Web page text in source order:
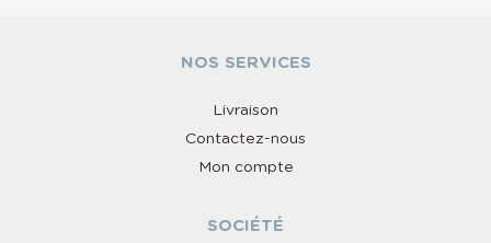
NOS SERVICES
Livraison
Contactez-nous
Mon compte
SOCIÉTÉ